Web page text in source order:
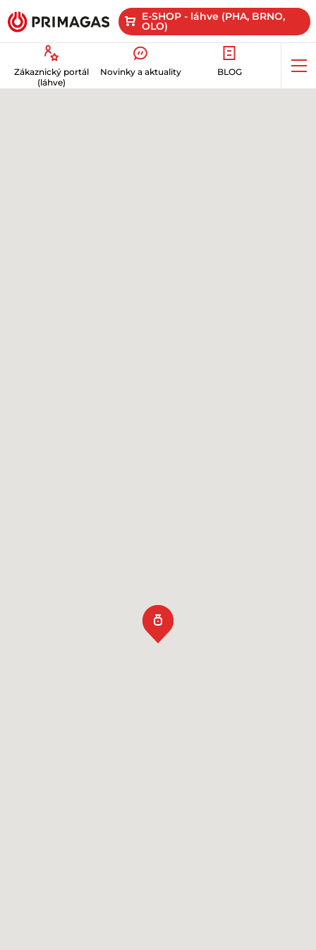
E-SHOP - láhve (PHA, BRNO,
OLO)
Zákaznický portál
(láhve)
Novinky a aktuality BLOG